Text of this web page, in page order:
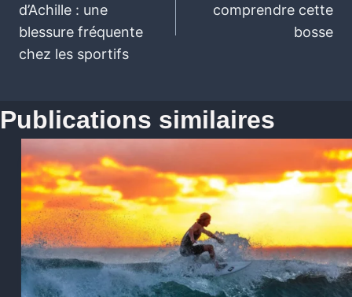
d’Achille : une
blessure fréquente
chez les sportifs
comprendre cette
bosse
Publications similaires